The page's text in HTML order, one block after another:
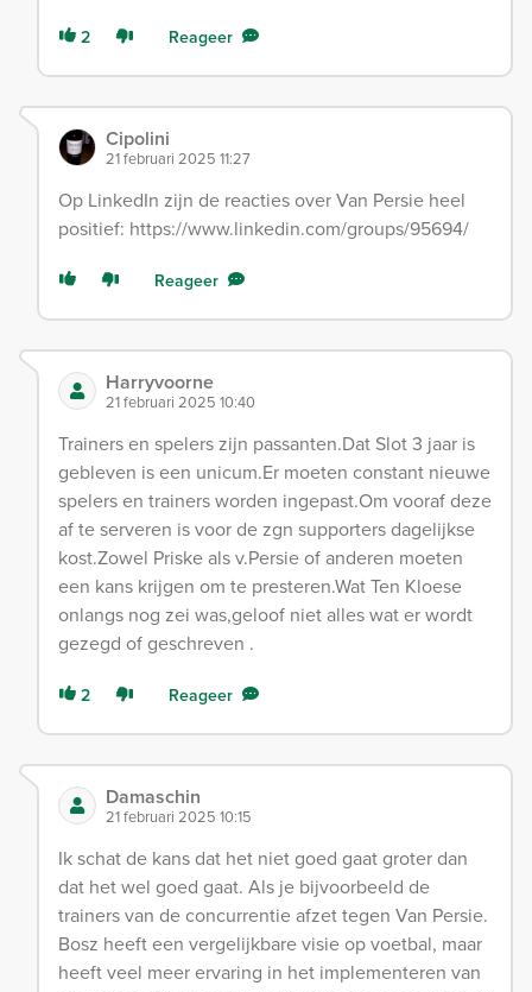
2 Reageer
Cipolini
21 februari 2025 11:27
Op LinkedIn zijn de reacties over Van Persie heel
positief: https://www.linkedin.com/groups/95694/
Reageer
Harryvoorne
21 februari 2025 10:40
Trainers en spelers zijn passanten.Dat Slot 3 jaar is
gebleven is een unicum.Er moeten constant nieuwe
spelers en trainers worden ingepast.Om vooraf deze
af te serveren is voor de zgn supporters dagelijkse
kost.Zowel Priske als v.Persie of anderen moeten
een kans krijgen om te presteren.Wat Ten Kloese
onlangs nog zei was,geloof niet alles wat er wordt
gezegd of geschreven .
2 Reageer
Damaschin
21 februari 2025 10:15
Ik schat de kans dat het niet goed gaat groter dan
dat het wel goed gaat. Als je bijvoorbeeld de
trainers van de concurrentie afzet tegen Van Persie.
Bosz heeft een vergelijkbare visie op voetbal, maar
heeft veel meer ervaring in het implementeren van